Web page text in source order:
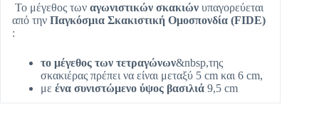
Το μέγεθος των αγωνιστικών σκακιών υπαγορεύεται
από την Παγκόσμια Σκακιστική Ομοσπονδία (FIDE)
:
το μέγεθος των τετραγώνων&nbsp,της
σκακιέρας πρέπει να είναι μεταξύ 5 cm και 6 cm,
με ένα συνιστώμενο ύψος βασιλιά 9,5 cm